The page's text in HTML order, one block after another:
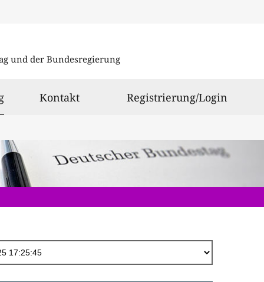
und der Bundesregierung
ausgewählt
Kontakt Registrierung/Login